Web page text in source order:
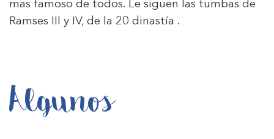
mas famoso de todos. Le siguen las tumbas de
Ramses III y IV, de la 20 dinastía .
Algunos